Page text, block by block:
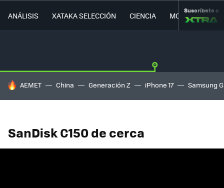
ANÁLISIS XATAKA SELECCIÓN CIENCIA MOVILIDAD
Suscríbete a
HOY SE HABLA DE
AEMET China Generación Z iPhone 17 Samsung
SanDisk C150 de cerca